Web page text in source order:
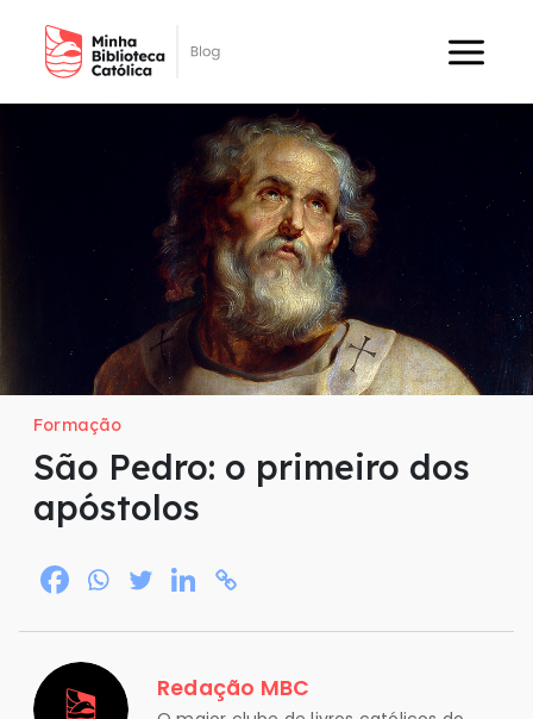
Formação
São Pedro: o primeiro dos
apóstolos
Redação MBC